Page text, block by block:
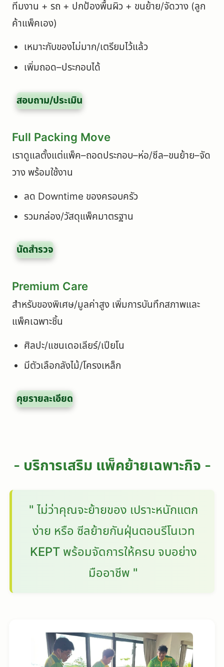
ทีมงาน + รถ + ปกป้องพื้นผิว + ขนย้าย/จัดวาง (ลูก
ค้าแพ็คเอง)
เหมาะกับของไม่มาก/เตรียมไว้แล้ว
เพิ่มถอด–ประกอบได้
สอบถาม/ประเมิน
Full Packing Move
เราดูแลตั้งแต่แพ็ค–ถอดประกอบ–ห่อ/ซีล–ขนย้าย–จัด
วาง พร้อมใช้งาน
ลด Downtime ของครอบครัว
รวมกล่อง/วัสดุแพ็คมาตรฐาน
นัดสำรวจ
Premium Care
สำหรับของพิเศษ/มูลค่าสูง เพิ่มการบันทึกสภาพและ
แพ็คเฉพาะชิ้น
ศิลปะ/แชนเดอเลียร์/เปียโน
มีตัวเลือกลังไม้/โครงเหล็ก
คุยรายละเอียด
- บริการเสริม แพ็คย้ายเฉพาะกิจ -
" ไม่ว่าคุณจะย้ายของ เปราะหนักแตก
ง่าย หรือ ซีลย้ายกันฝุ่นตอนรีโนเวท
KEPT พร้อมจัดการให้ครบ จบอย่าง
มืออาชีพ "